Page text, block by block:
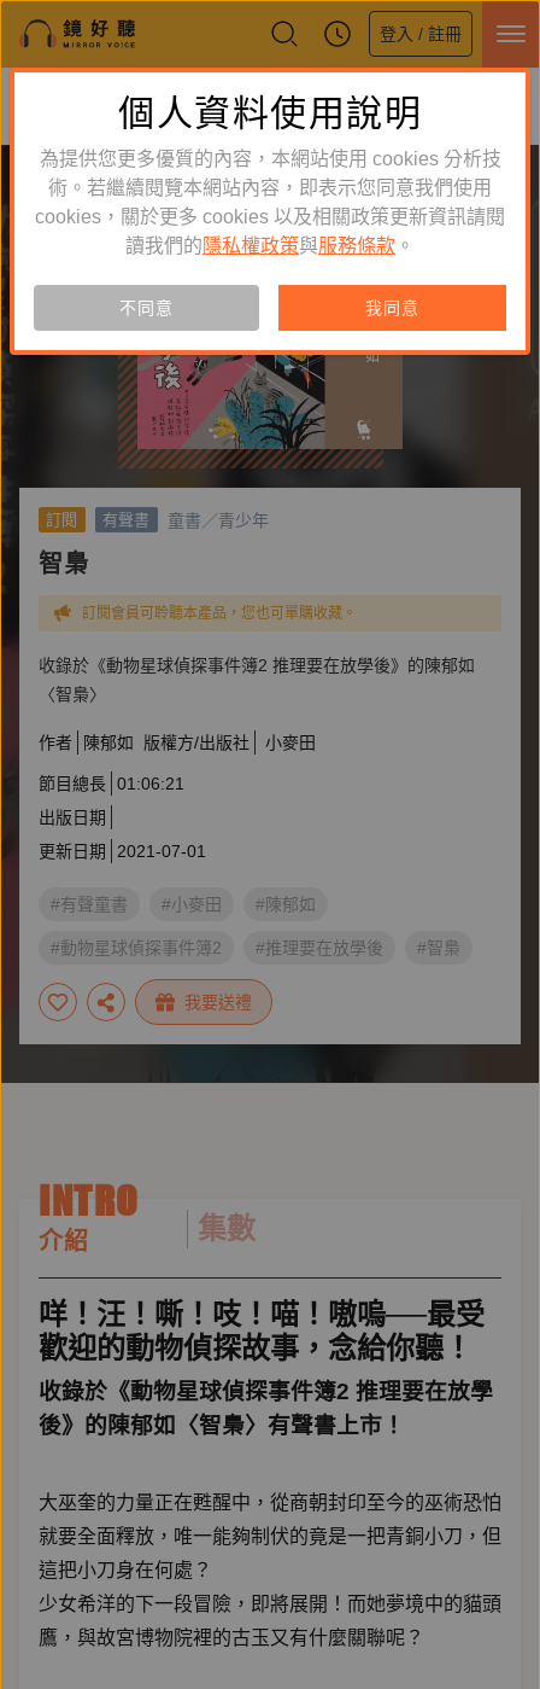
登入 / 註冊
鏡好聽全新APP上線
體驗全面升級，即刻下載
訂閱 有聲書 童書／青少年
智梟
訂閱會員可聆聽本產品，您也可單購收藏。
收錄於《動物星球偵探事件簿2 推理要在放學後》的陳郁如
〈智梟〉
作者 陳郁如 版權方/出版社 小麥田
節目總長 01:06:21
出版日期
更新日期
2021-07-01
#有聲童書 #小麥田 #陳郁如
#動物星球偵探事件簿2 #推理要在放學後 #智梟
#仙靈傳奇 #長生石的守護者
我要送禮
INTRO
介紹 集數
咩！汪！嘶！吱！喵！嗷嗚──最受
歡迎的動物偵探故事，念給你聽！
收錄於《動物星球偵探事件簿2 推理要在放學
後》的陳郁如〈智梟〉有聲書上市！
大巫奎的力量正在甦醒中，從商朝封印至今的巫術恐怕
就要全面釋放，唯一能夠制伏的竟是一把青銅小刀，但
這把小刀身在何處？
少女希洋的下一段冒險，即將展開！而她夢境中的貓頭
鷹，與故宮博物院裡的古玉又有什麼關聯呢？
個人資料使用說明
為提供您更多優質的內容，本網站使用 cookies 分析技
術。若繼續閱覽本網站內容，即表示您同意我們使用
cookies，關於更多 cookies 以及相關政策更新資訊請閱
讀我們的 隱私權政策與服務條款 。
不同意 我同意